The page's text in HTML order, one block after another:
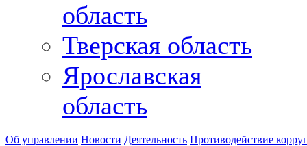
область
Тверская область
Ярославская
область
Об управлении Новости Деятельность Противодействие